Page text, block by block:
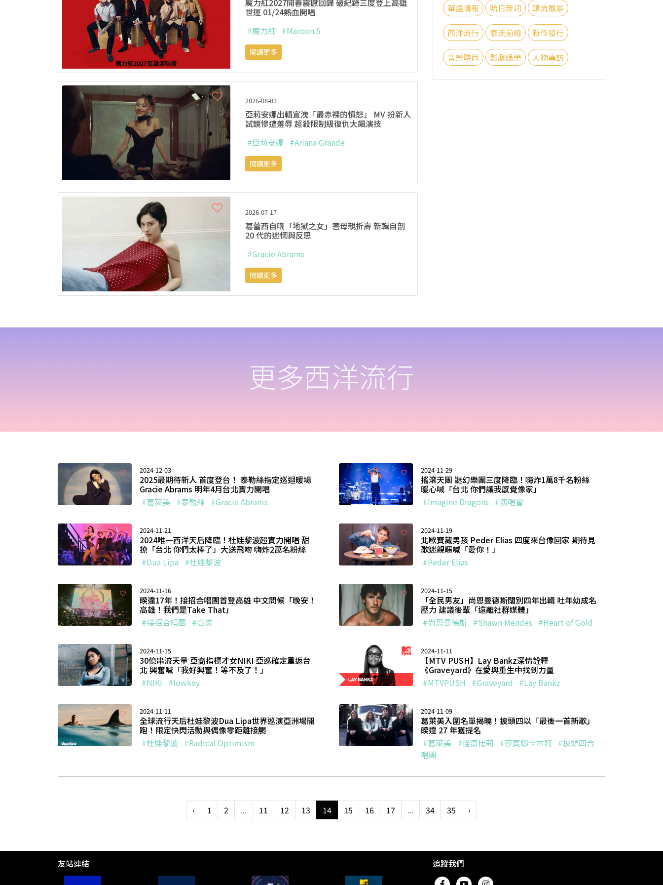
華語情報 哈日新訊 韓流風暴
西洋流行 泰流前線 新作發行
音樂時尚 影劇娛樂 人物專訪
魔力紅2027開春震撼回歸 破紀錄三度登上高雄
世運 01/24熱血開唱
#魔力紅 #Maroon 5
閱讀更多
2026-08-01
亞莉安娜出輯宣洩「最赤裸的憤怒」 MV 扮新人
試鏡慘遭羞辱 超殺限制級復仇大飆演技
#亞莉安娜 #Ariana Grande
閱讀更多
2026-07-17
葛蕾西自嘲「地獄之女」害母親折壽 新輯自剖
20 代的迷惘與反思
#Gracie Abrams
閱讀更多
更多西洋流行
2024-12-03
2025最期待新人 首度登台！ 泰勒絲指定巡迴暖場
Gracie Abrams 明年4月台北實力開唱
#葛萊美 #泰勒絲 #Gracie Abrams
2024-11-29
搖滾天團 謎幻樂團三度降臨！嗨炸1萬8千名粉絲
暖心喊「台北 你們讓我感覺像家」
#Imagine Dragons #演唱會
2024-11-21
2024唯一西洋天后降臨！杜娃黎波超實力開唱 甜
撩「台北 你們太棒了」大送飛吻 嗨炸2萬名粉絲
#Dua Lipa #杜娃黎波
2024-11-19
北歐寶藏男孩 Peder Elias 四度來台像回家 期待見
歌迷親暱喊「愛你！」
#Peder Elias
2024-11-16
睽違17年！接招合唱團首登高雄 中文問候「晚安！
高雄！我們是Take That」
#接招合唱團 #高流
2024-11-15
「全民男友」尚恩曼德斯闊別四年出輯 吐年幼成名
壓力 建議後輩「遠離社群媒體」
#尚恩曼德斯 #Shawn Mendes #Heart of Gold
2024-11-15
30億串流天量 亞裔指標才女NIKI 亞巡確定重返台
北 興奮喊「我好興奮！等不及了！」
#NIKI
#lowkey
2024-11-11
【MTV PUSH】Lay Bankz深情詮釋
《Graveyard》在愛與重生中找到力量
#MTVPUSH
#Graveyard #Lay Bankz
2024-11-11
全球流行天后杜娃黎波Dua Lipa世界巡演亞洲場開
跑！限定快閃活動與偶像零距離接觸
#杜娃黎波 #Radical Optimism
2024-11-09
葛萊美入圍名單揭曉！披頭四以「最後一首新歌」
睽違 27 年獲提名
#葛萊美 #怪奇比莉 #莎賓娜卡本特 #披頭四合
唱團
‹ 1 2 ... 11 12 13 14 15 16 17 ... 34 35 ›
友站連結 追蹤我們